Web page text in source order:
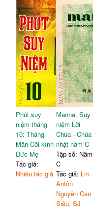
Phút suy
niệm tháng
10: Tháng
Mân Côi kính
Đức Mẹ
Tác giả:
Nhiều tác giả
Manna: Suy
niệm Lời
Chúa - Chúa
nhật năm C
Tập số: Năm
C
Tác giả: Lm.
Antôn
Nguyễn Cao
Siêu, SJ